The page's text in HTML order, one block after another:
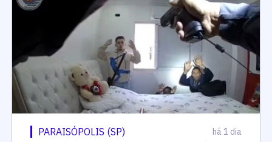
PARAISÓPOLIS (SP) há 1 dia